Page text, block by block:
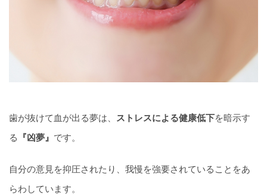
歯が抜けて血が出る夢は、 ストレスによる健康低下を暗示す
る 『凶夢』 です。
自分の意見を抑圧されたり、我慢を強要されていることをあ
らわしています。